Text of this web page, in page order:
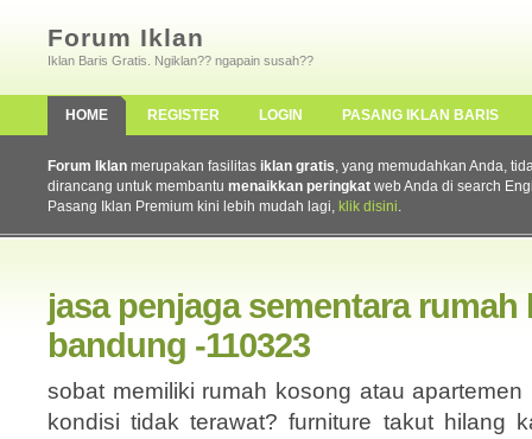
Forum Iklan
Iklan Baris Gratis. Ngiklan?? ngapain susah??
HOME REGISTER LOGIN PASANG IKLAN BARIS
Forum Iklan merupakan fasilitas iklan gratis, yang memudahkan Anda,
dirancang untuk membantu menaikkan peringkat web Anda di search
Pasang Iklan Premium kini lebih mudah lagi, klik disini.
jasa penjaga sementara rumah
bandung -110323
sobat memiliki rumah kosong atau
kondisi tidak terawat? furniture takut hilang